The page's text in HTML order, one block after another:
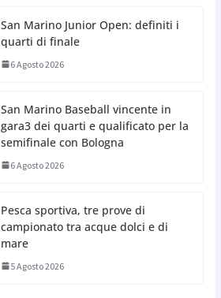
San Marino Junior Open: definiti i
quarti di finale
6 Agosto 2026
San Marino Baseball vincente in
gara3 dei quarti e qualificato per la
semifinale con Bologna
6 Agosto 2026
Pesca sportiva, tre prove di
campionato tra acque dolci e di
mare
5 Agosto 2026